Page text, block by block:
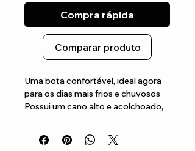
Compra rápida
Comparar produto
Uma bota confortável, ideal agora
para os dias mais frios e chuvosos
Possui um cano alto e acolchoado,
sendo uma sapatilha respirável
Apenas com atacadores